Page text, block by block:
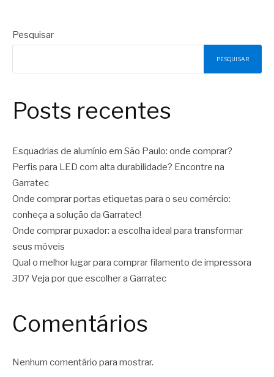
Pesquisar
PESQUISAR
Posts recentes
Esquadrias de alumínio em São Paulo: onde comprar?
Perfis para LED com alta durabilidade? Encontre na
Garratec
Onde comprar portas etiquetas para o seu comércio:
conheça a solução da Garratec!
Onde comprar puxador: a escolha ideal para transformar
seus móveis
Qual o melhor lugar para comprar filamento de impressora
3D? Veja por que escolher a Garratec
Comentários
Nenhum comentário para mostrar.